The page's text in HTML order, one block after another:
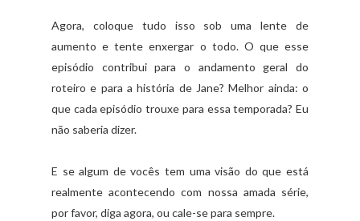
Agora, coloque tudo isso sob uma lente de
aumento e tente enxergar o todo. O que esse
episódio contribui para o andamento geral do
roteiro e para a história de Jane? Melhor ainda: o
que cada episódio trouxe para essa temporada? Eu
não saberia dizer.
E se algum de vocês tem uma visão do que está
realmente acontecendo com nossa amada série,
por favor, diga agora, ou cale-se para sempre.